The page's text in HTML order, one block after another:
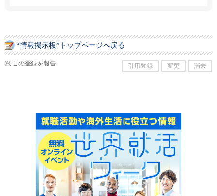
“情報掲示板”トップページへ戻る
この登録を報告 引用登録 変更 消去